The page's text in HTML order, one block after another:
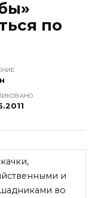
по
и
во